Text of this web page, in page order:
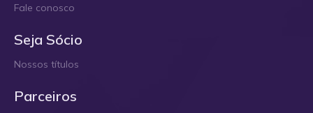
Fale conosco
Seja Sócio
Nossos títulos
Parceiros